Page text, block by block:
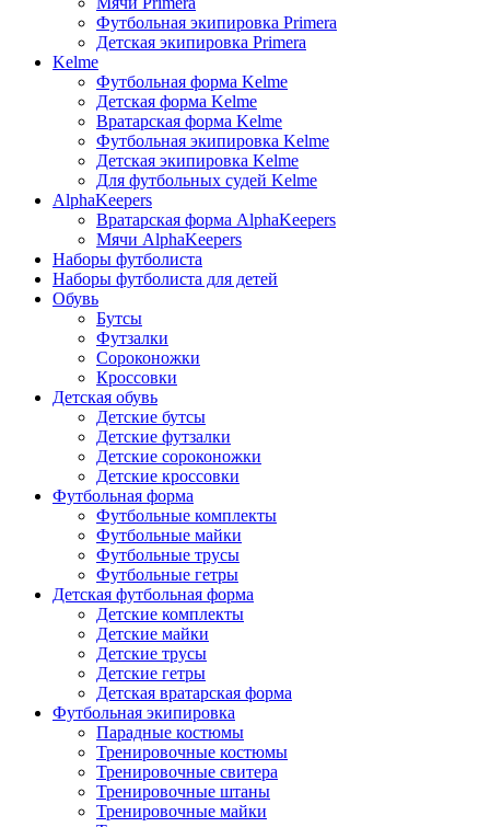
Футбольная экипировка Primera
Детская экипировка Primera
Kelme
Футбольная форма Kelme
Детская форма Kelme
Вратарская форма Kelme
Футбольная экипировка Kelme
Детская экипировка Kelme
Для футбольных судей Kelme
AlphaKeepers
Вратарская форма AlphaKeepers
Мячи AlphaKeepers
Наборы футболиста
Наборы футболиста для детей
Обувь
Бутсы
Футзалки
Сороконожки
Кроссовки
Детская обувь
Детские бутсы
Детские футзалки
Детские сороконожки
Детские кроссовки
Футбольная форма
Футбольные комплекты
Футбольные майки
Футбольные трусы
Футбольные гетры
Детская футбольная форма
Детские комплекты
Детские майки
Детские трусы
Детские гетры
Детская вратарская форма
Футбольная экипировка
Парадные костюмы
Тренировочные костюмы
Тренировочные свитера
Тренировочные штаны
Тренировочные майки